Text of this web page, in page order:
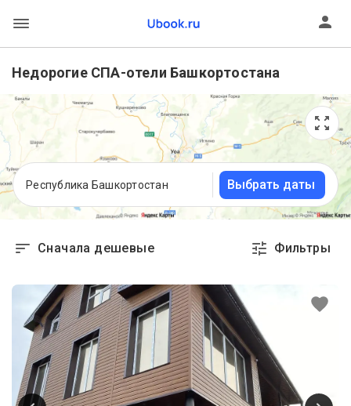
Недорогие СПА-отели Башкортостана
Республика Башкортостан Выбрать даты
Сначала дешевые Фильтры